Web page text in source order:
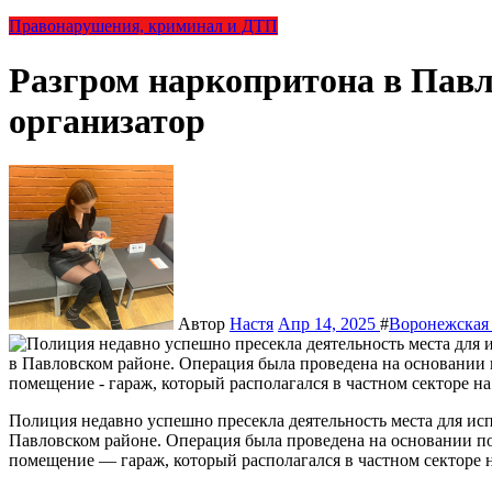
Правонарушения, криминал и ДТП
Разгром наркопритона в
организатор
Автор Настя Апр 14, 2025 #Воронежская
Полиция недавно успешно пресекла деятельность места для использования наркотических веществ (наркопритона) в
Павловском районе. Операция была проведена на основании
помещение — гараж, который располагался в частном секторе